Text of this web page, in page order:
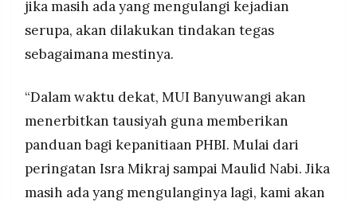
jika masih ada yang mengulangi kejadian
serupa, akan dilakukan tindakan tegas
sebagaimana mestinya.
“Dalam waktu dekat, MUI Banyuwangi akan
menerbitkan tausiyah guna memberikan
panduan bagi kepanitiaan PHBI. Mulai dari
peringatan Isra Mikraj sampai Maulid Nabi. Jika
masih ada yang mengulanginya lagi, kami akan